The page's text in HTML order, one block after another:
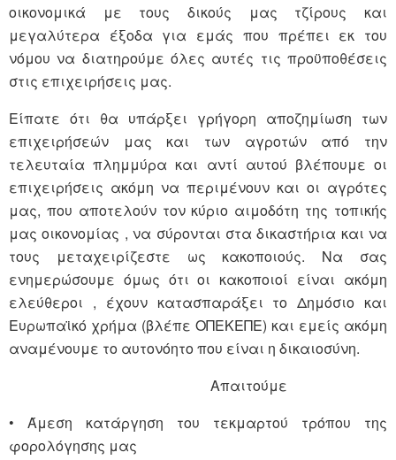
οικονομικά με τους δικούς μας τζίρους και
μεγαλύτερα έξοδα για εμάς που πρέπει εκ του
νόμου να διατηρούμε όλες αυτές τις προϋποθέσεις
στις επιχειρήσεις μας.
Είπατε ότι θα υπάρξει γρήγορη αποζημίωση των
επιχειρήσεών μας και των αγροτών από την
τελευταία πλημμύρα και αντί αυτού βλέπουμε οι
επιχειρήσεις ακόμη να περιμένουν και οι αγρότες
μας, που αποτελούν τον κύριο αιμοδότη της τοπικής
μας οικονομίας , να σύρονται στα δικαστήρια και να
τους μεταχειρίζεστε ως κακοποιούς. Να σας
ενημερώσουμε όμως ότι οι κακοποιοί είναι ακόμη
ελεύθεροι , έχουν κατασπαράξει το Δημόσιο και
Ευρωπαϊκό χρήμα (βλέπε ΟΠΕΚΕΠΕ) και εμείς ακόμη
αναμένουμε το αυτονόητο που είναι η δικαιοσύνη.
Απαιτούμε
• Άμεση κατάργηση του τεκμαρτού τρόπου της
φορολόγησης μας